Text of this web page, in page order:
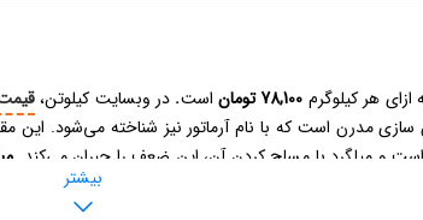
ازای هر کیلوگرم است. در وبسایت کیلوتن،
مدرن است که با نام آرماتور نیز شناخته می‌شود. این
و میلگرد با مسلح کردن آن، این ضعف را جبران می‌کند.
ایران، در پروژه‌های ساختمانی و عمرانی مختلف استفاده
بیشتر